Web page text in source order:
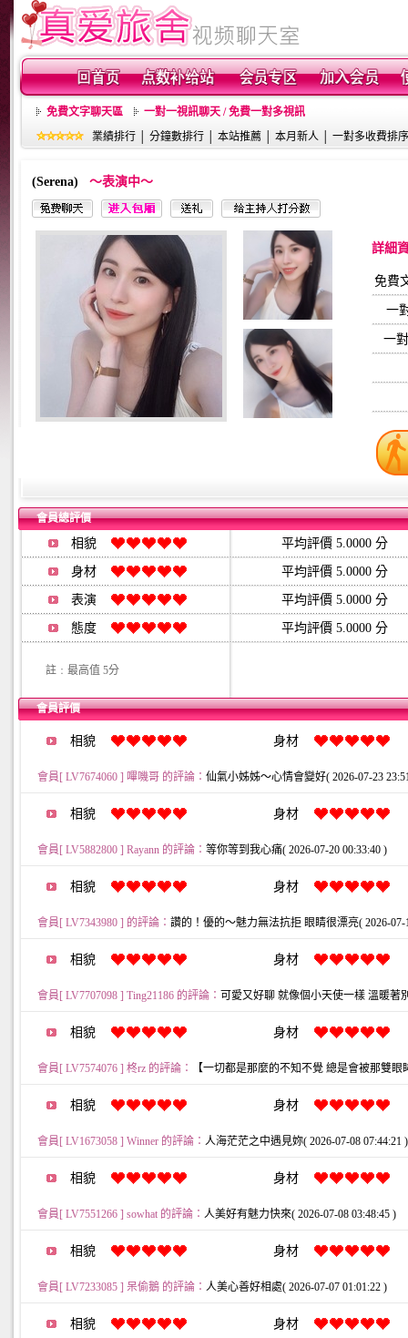
免費文字聊天區
一對一視訊聊天 / 免費一對多視訊
業績排行
分鐘數排行 本站推薦 本月新人 一對多收費排序
(Serena) ～表演中～
詳細
免費
一
一
會員總評價
相貌 平均評價 5.0000 分
身材 平均評價 5.0000 分
表演 平均評價 5.0000 分
態度 平均評價 5.0000 分
註﹕最高值 5分
會員評價
相貌 身材
會員[ LV7674060 ] 嗶嘰哥 的評論： 仙氣小姊姊～心情會變好( 2026-07-23
相貌 身材
會員[ LV5882800 ] Rayann 的評論： 等你等到我心痛( 2026-07-20 00:33:40 )
相貌 身材
會員[ LV7343980 ] 的評論： 讚的！優的～魅力無法抗拒 眼睛很漂亮( 2026-07-
相貌 身材
會員[ LV7707098 ] Ting21186 的評論： 可愛又好聊 就像個小天使一樣 溫暖著
相貌 身材
會員[ LV7574076 ] 柊rz 的評論： 【一切都是那麼的不知不覺 總是會被那雙眼
相貌 身材
會員[ LV1673058 ] Winner 的評論： 人海茫茫之中遇見妳( 2026-07-08 07:44:21 )
相貌 身材
會員[ LV7551266 ] sowhat 的評論： 人美好有魅力快來( 2026-07-08 03:48:45 )
相貌 身材
會員[ LV7233085 ] 呆偷鵝 的評論： 人美心善好相處( 2026-07-07 01:01:22 )
相貌 身材